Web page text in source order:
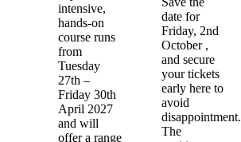
intensive,
hands-on
course runs
from
Tuesday
27th –
Friday 30th
April 2027
and will
offer a range
date for
Friday, 2nd
October ,
and secure
your tickets
early here to
avoid
disappointment.
The